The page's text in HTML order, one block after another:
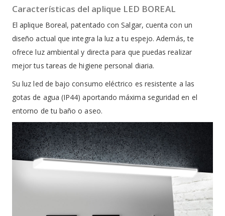
Características del aplique LED BOREAL
El aplique Boreal, patentado con Salgar, cuenta con un
diseño actual que integra la luz a tu espejo. Además, te
ofrece luz ambiental y directa para que puedas realizar
mejor tus tareas de higiene personal diaria.
Su luz led de bajo consumo eléctrico es resistente a las
gotas de agua (IP44) aportando máxima seguridad en el
entorno de tu baño o aseo.